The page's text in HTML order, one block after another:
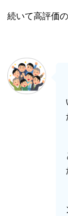
続いて高評価の